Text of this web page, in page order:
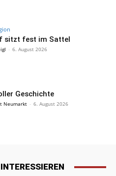
sitzt fest im Sattel
- 6. August 2026
Geschichte
Neumarkt - 6. August 2026